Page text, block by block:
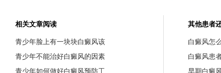
相关文章阅读
青少年脸上有一块块白癜风该
青少年不能治好白癜风的因素
青少年如何做好白癜风预防工
其他患者
白癜风怎
白癜风患
早期白癜